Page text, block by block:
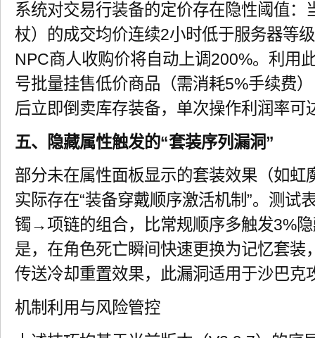
系统对交易行装备的定价存在隐性阈值：
杖）的成交均价连续2小时低于服务器等
NPC商人收购价将自动上调200%。利用
号批量挂售低价商品（需消耗5%手续费
后立即倒卖库存装备，单次操作利润率可
五、隐藏属性触发的“套装序列漏洞”
部分未在属性面板显示的套装效果（如虹
实际存在“装备穿戴顺序激活机制”。测
镯→项链的组合，比常规顺序多触发3%
是，在角色死亡瞬间快速更换为记忆套装
传送冷却重置效果，此漏洞适用于沙巴克
机制利用与风险管控